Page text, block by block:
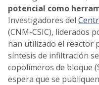
potencial como
Investigadores del
(CNM-CSIC), liderados
han utilizado el reactor
síntesis de infiltración
copolímeros de bloque
espera que se